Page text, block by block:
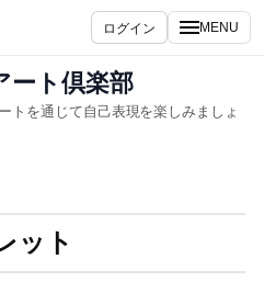
ログイン MENU
ート倶楽部
トを通じて自己表現を楽しみましょ
ット